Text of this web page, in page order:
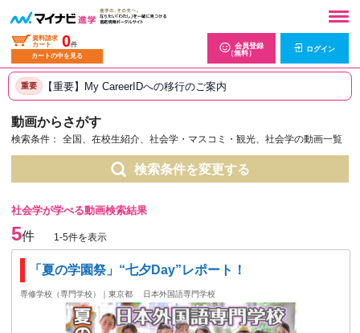
資料請求
カート
0件
カートの中を見る
会員登録
（無料）
ログイン
重要 【重要】My CareerIDへの移行のご案内
動画からさがす
検索条件： 全国、在校生紹介、社会学・マスコミ・観光、社会学の動画一覧
検索条件を変更する
社会学が学べる動画検索結果
5件 1-5件を表示
「夏の学園祭」“七夕Day”レポート！
専修学校（専門学校）｜東京都 日本外国語専門学校